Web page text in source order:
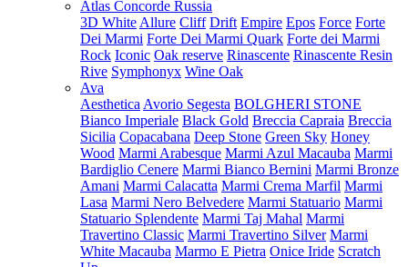
Atlas Concorde Russia
3D White Allure Cliff Drift Empire Epos Force Forte
Dei Marmi Forte Dei Marmi Quark Forte dei Marmi
Rock Iconic Oak reserve Rinascente Rinascente Resin
Rive Symphonyx Wine Oak
Ava
Aesthetica Avorio Segesta BOLGHERI STONE
Bianco Imperiale Black Gold Breccia Capraia Breccia
Sicilia Copacabana Deep Stone Green Sky Honey
Wood Marmi Arabesque Marmi Azul Macauba Marmi
Bardiglio Cenere Marmi Bianco Bernini Marmi Bronze
Amani Marmi Calacatta Marmi Crema Marfil Marmi
Lasa Marmi Nero Belvedere Marmi Statuario Marmi
Statuario Splendente Marmi Taj Mahal Marmi
Travertino Classic Marmi Travertino Silver Marmi
White Macauba Marmo E Pietra Onice Iride Scratch